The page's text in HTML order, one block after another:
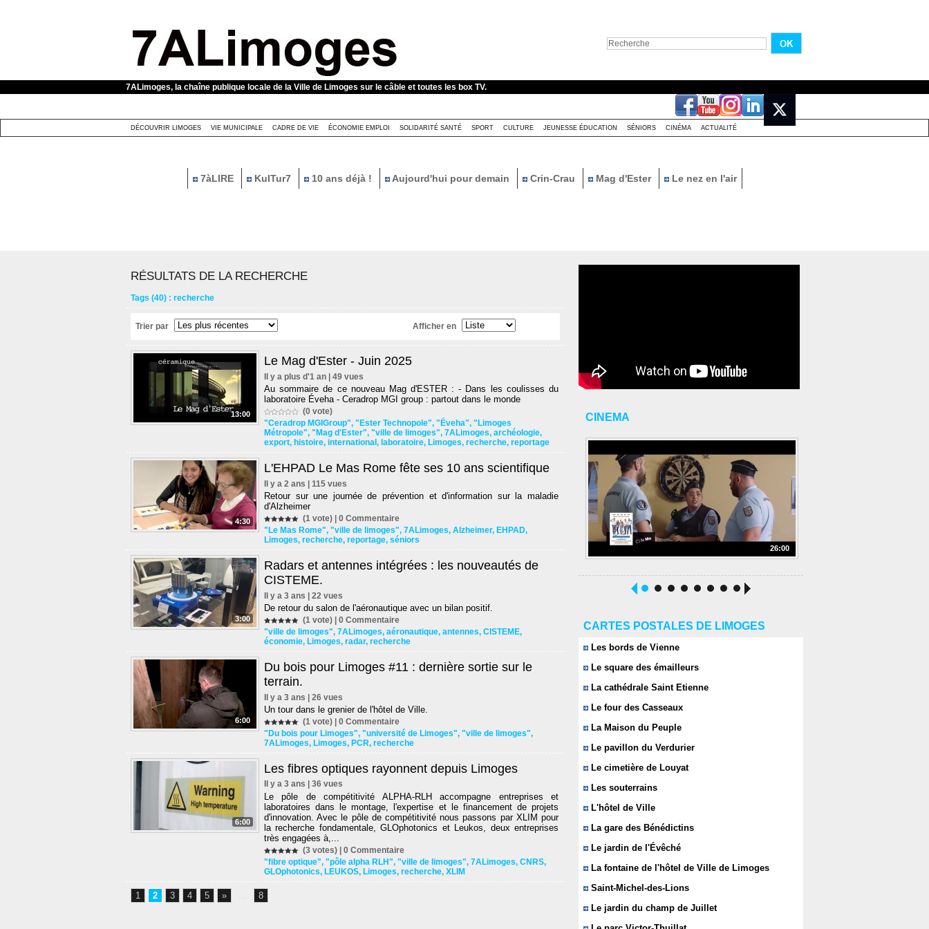
7ALimoges, la chaîne publique locale de la Ville de Limoges sur le câble et toutes les box TV.
DÉCOUVRIR LIMOGES VIE MUNICIPALE CADRE DE VIE ÉCONOMIE EMPLOI SOLIDARITÉ SANTÉ SPORT CULTURE JEUNESSE ÉDUCATION SÉNIORS CINÉMA ACTUALITÉ
7àLIRE KulTur7 10 ans déjà ! Aujourd'hui pour demain Crin-Crau Mag d'Ester Le nez en l'air
RÉSULTATS DE LA RECHERCHE
Tags (40) : recherche
Trier par Afficher en
13:00
Le Mag d'Ester - Juin 2025
Il y a plus d'1 an | 49 vues
Au sommaire de ce nouveau Mag d'ESTER : - Dans les coulisses du
laboratoire Éveha - Ceradrop MGI group : partout dans le monde
(0 vote)
"Ceradrop MGIGroup", "Ester Technopole", "Éveha", "Limoges
Métropole", "Mag d'Ester", "ville de limoges", 7ALimoges, archéologie,
export, histoire, international , laboratoire, Limoges, recherche, reportage
4:30
L'EHPAD Le Mas Rome fête ses 10 ans scientifique
Il y a 2 ans | 115 vues
Retour sur une journée de prévention et d'information sur la maladie
d'Alzheimer
(1 vote) | 0 Commentaire
"Le Mas Rome", "ville de limoges", 7ALimoges, Alzheimer, EHPAD,
Limoges, recherche, reportage, séniors
3:00
Radars et antennes intégrées : les nouveautés de
CISTEME.
Il y a 3 ans | 22 vues
De retour du salon de l'aéronautique avec un bilan positif.
(1 vote) | 0 Commentaire
"ville de limoges", 7ALimoges, aéronautique, antennes, CISTEME,
économie, Limoges, radar, recherche
6:00
Du bois pour Limoges #11 : dernière sortie sur le
terrain.
Il y a 3 ans | 26 vues
Un tour dans le grenier de l'hôtel de Ville.
(1 vote) | 0 Commentaire
"Du bois pour Limoges", "université de Limoges", "ville de limoges",
7ALimoges, Limoges, PCR, recherche
6:00
Les fibres optiques rayonnent depuis Limoges
Il y a 3 ans | 36 vues
Le pôle de compétitivité ALPHA-RLH accompagne entreprises et
laboratoires dans le montage, l'expertise et le financement de projets
d'innovation. Avec le pôle de compétitivité nous passons par XLIM pour
la recherche fondamentale, GLOphotonics et Leukos, deux entreprises
très engagées à,...
(3 votes) | 0 Commentaire
"fibre optique", "pôle alpha RLH", "ville de limoges", 7ALimoges, CNRS,
GLOphotonics, LEUKOS, Limoges, recherche, XLIM
1 2 3 4 5 » 8
CINEMA
26:00
CARTES POSTALES DE LIMOGES
Les bords de Vienne
Le square des émailleurs
La cathédrale Saint Etienne
Le four des Casseaux
La Maison du Peuple
Le pavillon du Verdurier
Le cimetière de Louyat
Les souterrains
L'hôtel de Ville
La gare des Bénédictins
Le jardin de l'Évêché
La fontaine de l'hôtel de Ville de Limoges
Saint-Michel-des-Lions
Le jardin du champ de Juillet